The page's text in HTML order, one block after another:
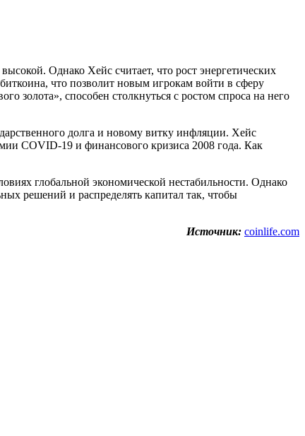
Однако Хейс считает, что рост энергетических
что позволит новым игрокам войти в сферу
золота», способен столкнуться с ростом спроса на него
долга и новому витку инфляции. Хейс
COVID-19 и финансового кризиса 2008 года. Как
глобальной экономической нестабильности. Однако
решений и распределять капитал так, чтобы
Источник: coinlife.com